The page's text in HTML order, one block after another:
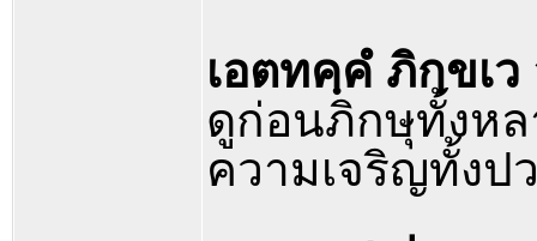
เอตทคฺคํ ภิกฺข
ดูก่อนภิกษุทั้งห
ความเจริญทั้งป